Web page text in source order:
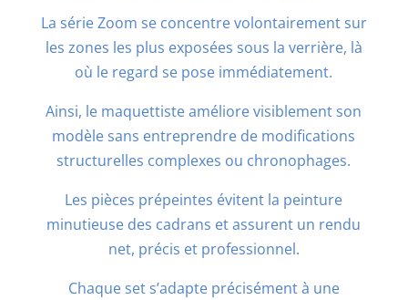
La série Zoom se concentre volontairement sur
les zones les plus exposées sous la verrière, là
où le regard se pose immédiatement.
Ainsi, le maquettiste améliore visiblement son
modèle sans entreprendre de modifications
structurelles complexes ou chronophages.
Les pièces prépeintes évitent la peinture
minutieuse des cadrans et assurent un rendu
net, précis et professionnel.
Chaque set s’adapte précisément à une